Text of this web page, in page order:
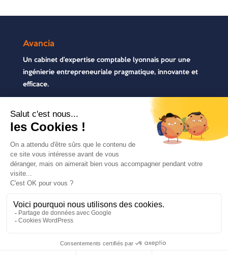
Avancia
Un cabinet d’expertise comptable lyonnais pour une
ingénierie entrepreneuriale pragmatique, innovante et
efficace.
Contactez-nous
04 72 71 54 72
30, rue Pré Gaudry, 69007 Lyon
contact@avancia.fr
RÉSERVÉS | RÉALISÉ PARMARKET-ON|MENTIONS